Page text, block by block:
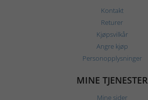
Kontakt
Returer
Kjøpsvilkår
Angre kjøp
Personopplysninger
MINE TJENESTER
Mine sider